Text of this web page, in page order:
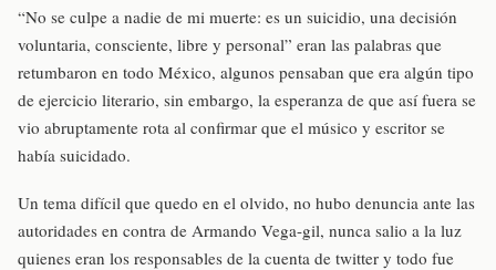
“No se culpe a nadie de mi muerte: es un suicidio, una decisión
voluntaria, consciente, libre y personal” eran las palabras que
retumbaron en todo México, algunos pensaban que era algún tipo
de ejercicio literario, sin embargo, la esperanza de que así fuera se
vio abruptamente rota al confirmar que el músico y escritor se
había suicidado.
Un tema difícil que quedo en el olvido, no hubo denuncia ante las
autoridades en contra de Armando Vega-gil, nunca salio a la luz
quienes eran los responsables de la cuenta de twitter y todo fue